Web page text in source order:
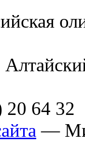
20 64 32
—